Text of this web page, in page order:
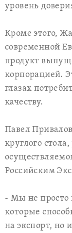
уровень
Кроме этого,
современной
продукт
корпорацией.
глазах
качеству.
Павел
круглого
Российским
- Мы не просто
которые
на экспорт, но